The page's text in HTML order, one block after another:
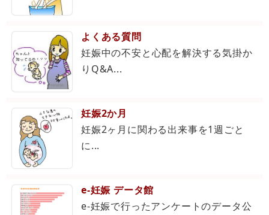
よくある質問
妊娠中の不安と心配を解決する気掛か
りQ&A...
妊娠2か月
妊娠2ヶ月に関わる出来事を1週ごと
に...
e-妊娠 データ館
e-妊娠で行ったアンケートのデータ公